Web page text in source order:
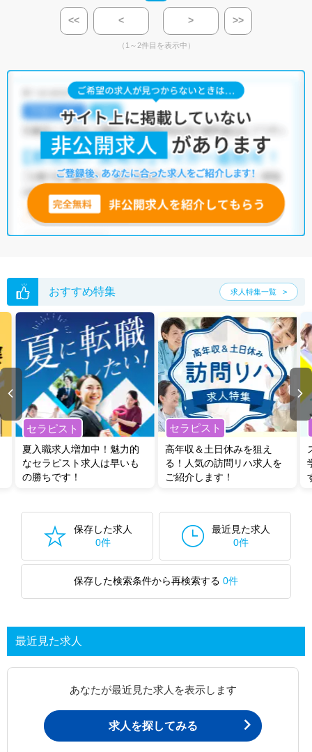
<< < > >>
（1～2件目を表示中）
おすすめ特集 求人特集一覧
セラピスト
夏入職求人増加中！魅力的
なセラピスト求人は早いも
の勝ちです！
セラピスト
高年収＆土日休みを狙え
る！人気の訪問リハ求人を
ご紹介します！
保存した求人
0件
最近見た求人
0件
保存した検索条件から再検索する 0件
最近見た求人
あなたが最近見た求人を表示します
求人を探してみる